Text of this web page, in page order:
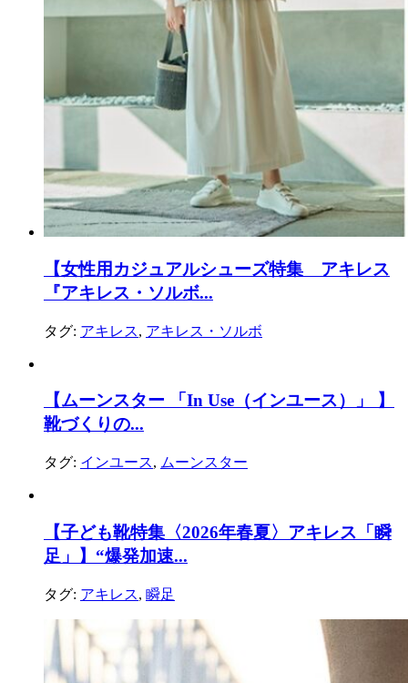
【女性用カジュアルシューズ特集 アキレス
『アキレス・ソルボ...
タグ: アキレス, アキレス・ソルボ
【ムーンスター 「In Use（インユース）」 】
靴づくりの...
タグ: インユース, ムーンスター
【子ども靴特集〈2026年春夏〉アキレス「瞬
足」】“爆発加速...
タグ: アキレス, 瞬足